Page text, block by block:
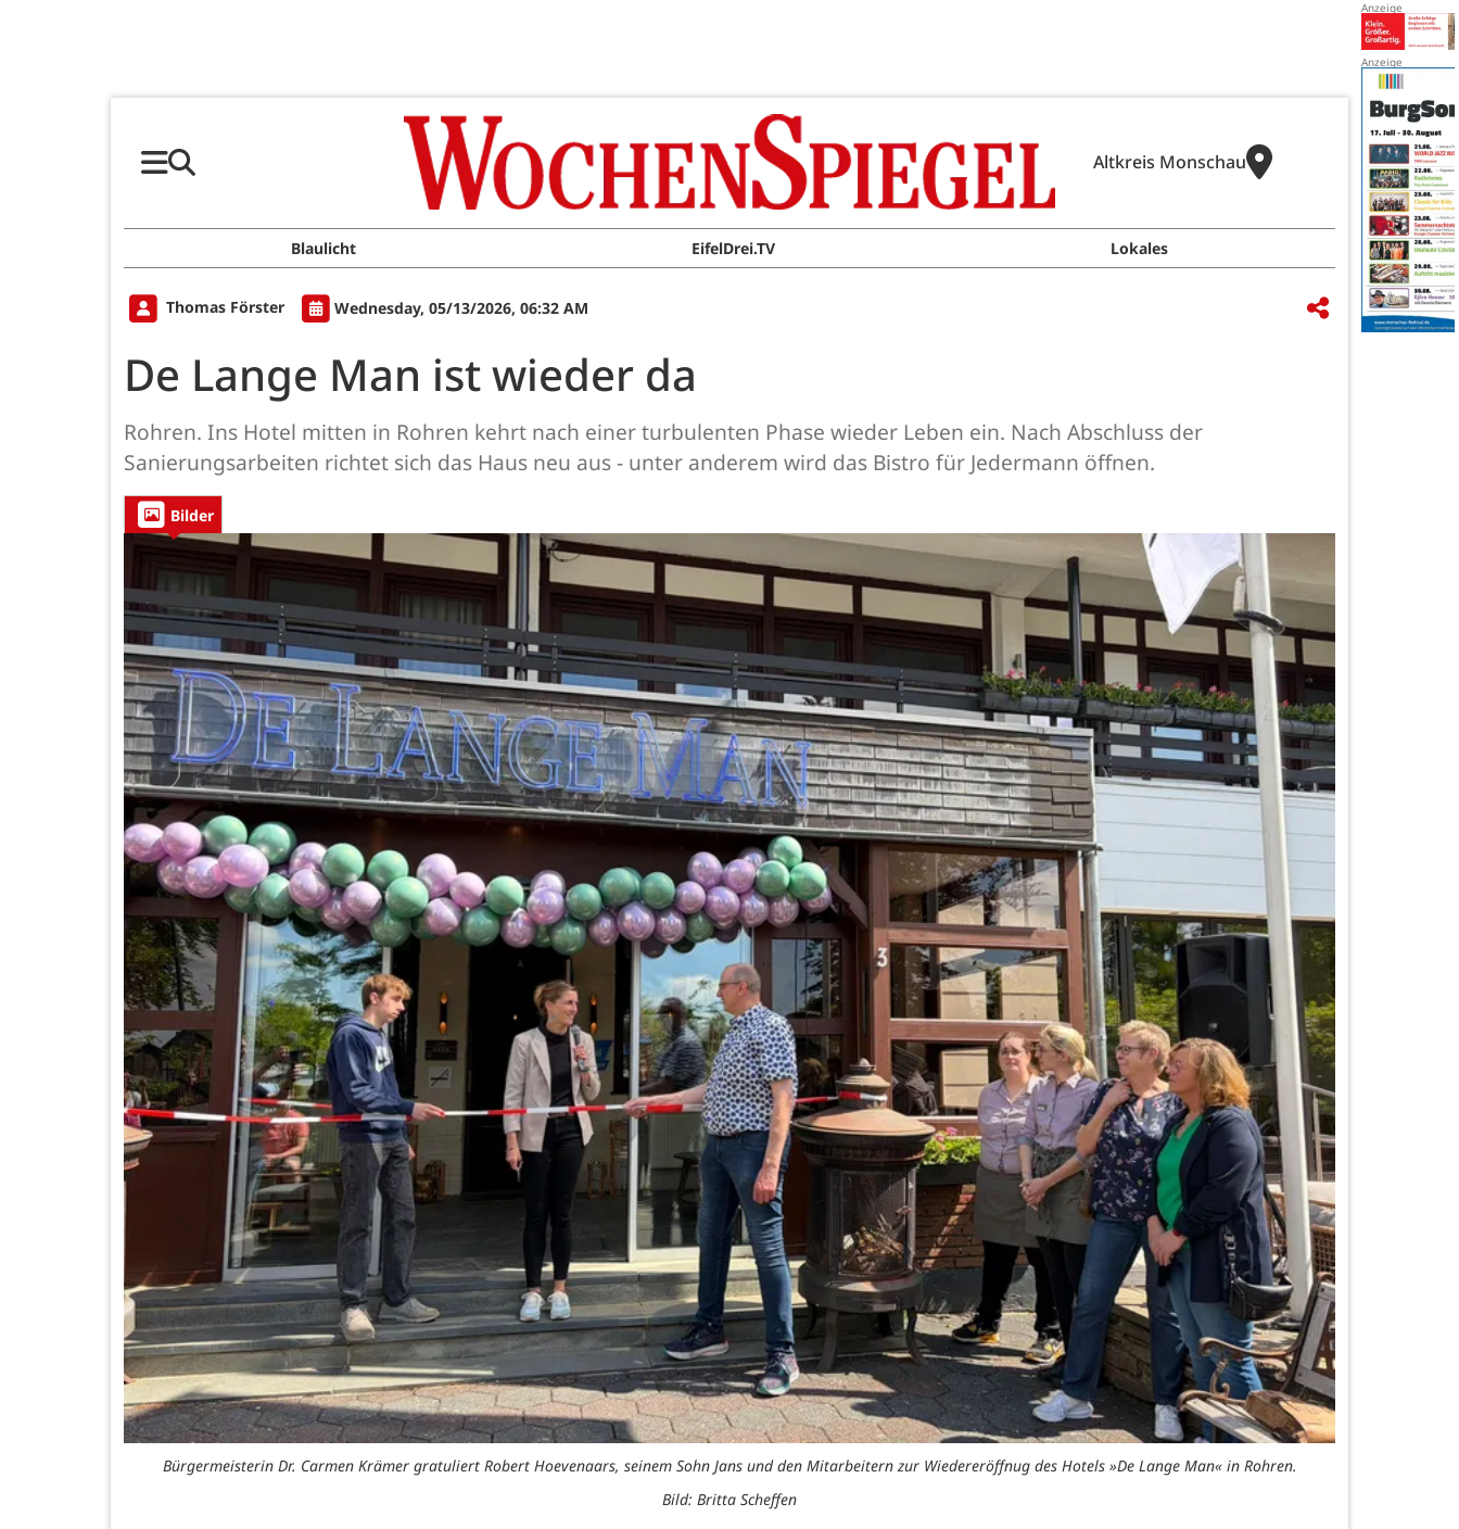
Altkreis Monschau
Blaulicht EifelDrei.TV Lokales
Thomas Förster Wednesday, 05/13/2026, 06:32 AM
De Lange Man ist wieder da
Rohren. Ins Hotel mitten in Rohren kehrt nach einer turbulenten Phase wieder Leben ein. Nach Abschluss der
Sanierungsarbeiten richtet sich das Haus neu aus - unter anderem wird das Bistro für Jedermann öffnen.
Bilder
Bürgermeisterin Dr. Carmen Krämer gratuliert Robert Hoevenaars, seinem Sohn Jans und den Mitarbeitern zur Wiedereröffnug des Hotels »De Lange Man« in Rohren.
Bild: Britta Scheffen